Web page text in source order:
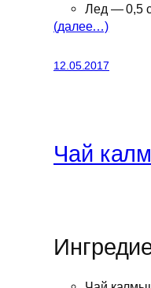
Лед — 0,5
(далее…)
12.05.2017
Чай